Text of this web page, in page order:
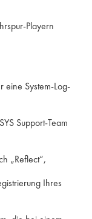
Playern
eine System-Log-
Support-Team
„Reflect“,
Ihres